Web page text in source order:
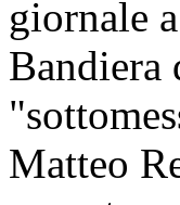
giornale
Bandiera
Matteo